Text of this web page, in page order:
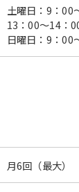
土曜日：9：
13：00〜14
日曜日：9：
月6回（最大）